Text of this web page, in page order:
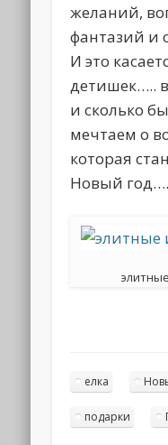
желаний,
фантазий и
И это
детишек…..
и сколько
мечтаем о
которая
Новый год….
елка
подарки